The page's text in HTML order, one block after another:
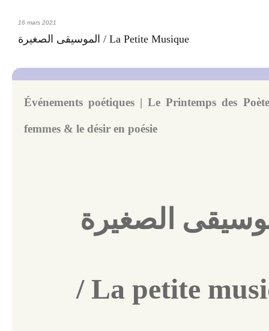
16 mars 2021
الموسيقى الصغيرة / La Petite Musique
Événements poétiques | Le Printemps des
femmes & le désir en poésie
الصغيرة
/ La petite